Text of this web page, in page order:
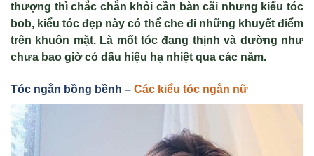
thượng thì chắc chắn khỏi cần bàn cãi nhưng kiểu tóc
bob, kiểu tóc đẹp này có thể che đi những khuyết điểm
trên khuôn mặt. Là mốt tóc đang thịnh và dường như
chưa bao giờ có dấu hiệu hạ nhiệt qua các năm.
Tóc ngắn bồng bềnh – Các kiểu tóc ngắn nữ